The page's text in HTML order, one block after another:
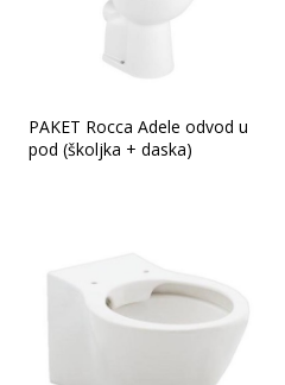
PAKET Rocca Adele odvod u
pod (školjka + daska)